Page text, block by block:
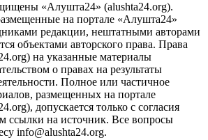
«Алушта24» (alushta24.org).
на портале «Алушта24»
редакции, нештатными авторами
объектами авторского права. Права
на указанные материалы
о правах на результаты
Полное или частичное
размещенных на портале
допускается только с согласия
ссылки на источник. Все вопросы
info@alushta24.org.